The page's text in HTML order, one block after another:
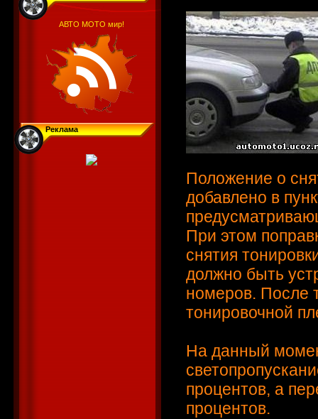
АВТО МОТО мир!
Реклама
Положение о
добавлено в
При этом
снятия
должно быть
номеров. После
тонировочной
На данный
процентов, а
процентов.